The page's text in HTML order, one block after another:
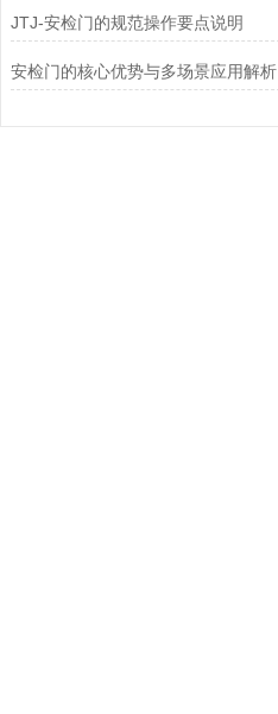
JTJ-安检门的规范操作要点说明
安检门的核心优势与多场景应用解析